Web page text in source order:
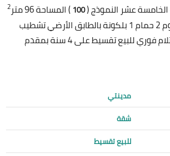
عشر النموذج (100) المساحة 96 متر 2
تطل على باركنج تشمل 2 نوم 2 حمام 1 بلكونة بالطابق الأرضي تشطيب
الشركة بإشتراك النادي إستلام فوري للبيع تقسيط على 4 سنة بمقدم
مدينتي
شقة
للبيع تقسيط